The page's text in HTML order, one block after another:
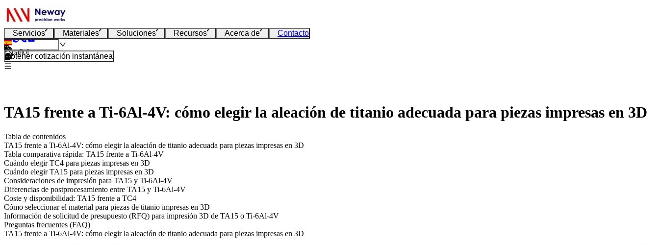
Servicios Materiales Soluciones Recursos Acerca de Contacto
Español
Obtener cotización instantánea
TA15 frente a Ti-6Al-4V: cómo elegir la aleación de titanio adecuada para piezas impresas en 3D
Tabla de contenidos
TA15 frente a Ti-6Al-4V: cómo elegir la aleación de titanio adecuada para piezas impresas en 3D
Tabla comparativa rápida: TA15 frente a Ti-6Al-4V
Cuándo elegir TC4 para piezas impresas en 3D
Cuándo elegir TA15 para piezas impresas en 3D
Consideraciones de impresión para TA15 y Ti-6Al-4V
Diferencias de postprocesamiento entre TA15 y Ti-6Al-4V
Coste y disponibilidad: TA15 frente a TC4
Cómo seleccionar el material para piezas de titanio impresas en 3D
Información de solicitud de presupuesto (RFQ) para impresión 3D de TA15 o Ti-6Al-4V
Preguntas frecuentes (FAQ)
TA15 frente a Ti-6Al-4V: cómo elegir la aleación de titanio adecuada para piezas impresas en 3D